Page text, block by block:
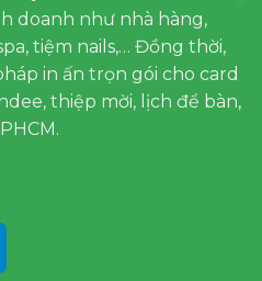
doanh như nhà hàng,
tiệm nails,… Đồng thời,
in ấn trọn gói cho card
thiệp mời, lịch để bàn,